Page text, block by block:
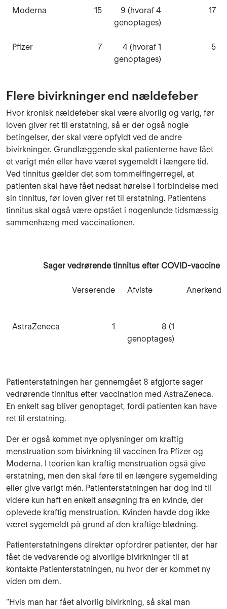
Moderna 15
9 (hvoraf 4
genoptages)
17
Pfizer 7
4 (hvoraf 1
genoptages)
5
Flere bivirkninger end nældefeber
Hvor kronisk nældefeber skal være alvorlig og varig, før
loven giver ret til erstatning, så er der også nogle
betingelser, der skal være opfyldt ved de andre
bivirkninger. Grundlæggende skal patienterne have fået
et varigt mén eller have været sygemeldt i længere tid.
Ved tinnitus gælder det som tommelfingerregel, at
patienten skal have fået nedsat hørelse i forbindelse med
sin tinnitus, før loven giver ret til erstatning. Patientens
tinnitus skal også være opstået i nogenlunde tidsmæssig
sammenhæng med vaccinationen.
Sager vedrørende tinnitus efter COVID-vaccine
Verserende Afviste
AstraZeneca 1
8 (1
genoptages)
Patienterstatningen har gennemgået 8 afgjorte sager
vedrørende tinnitus efter vaccination med AstraZeneca.
En enkelt sag bliver genoptaget, fordi patienten kan have
ret til erstatning.
Der er også kommet nye oplysninger om kraftig
menstruation som bivirkning til vaccinen fra Pfizer og
Moderna. I teorien kan kraftig menstruation også give
erstatning, men den skal føre til en længere sygemelding
eller give varigt mén. Patienterstatningen har dog ind til
videre kun haft en enkelt ansøgning fra en kvinde, der
oplevede kraftig menstruation. Kvinden havde dog ikke
været sygemeldt på grund af den kraftige blødning.
Patienterstatningens direktør opfordrer patienter, der har
fået de vedvarende og alvorlige bivirkninger til at
kontakte Patienterstatningen, nu hvor der er kommet ny
viden om dem.
”Hvis man har fået alvorlig bivirkning, så skal man